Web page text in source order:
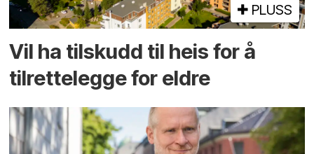
PLUSS
Vil ha tilskudd til heis for å
tilrettelegge for eldre